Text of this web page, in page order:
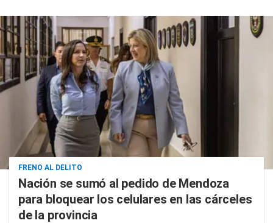
FRENO AL DELITO
Nación se sumó al pedido de Mendoza
para bloquear los celulares en las cárceles
de la provincia